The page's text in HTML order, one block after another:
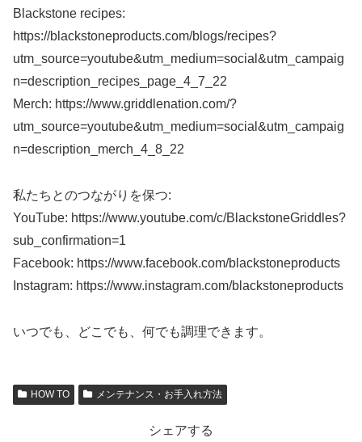
Blackstone recipes:
https://blackstoneproducts.com/blogs/recipes?
utm_source=youtube&utm_medium=social&utm_campaig
n=description_recipes_page_4_7_22
Merch: https://www.griddlenation.com/?
utm_source=youtube&utm_medium=social&utm_campaig
n=description_merch_4_8_22
私たちとのつながりを保つ:
YouTube: https://www.youtube.com/c/BlackstoneGriddles?
sub_confirmation=1
Facebook: https://www.facebook.com/blackstoneproducts
Instagram: https://www.instagram.com/blackstoneproducts
いつでも、どこでも、何でも調理できます。
HOW TO メンテナンス・お手入れ方法
シェアする